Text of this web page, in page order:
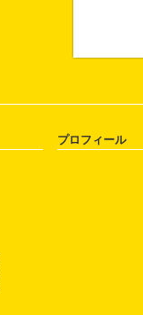
プロフィール